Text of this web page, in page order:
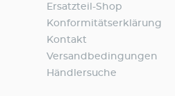
Ersatzteil-Shop
Konformitätserklärung
Kontakt
Versandbedingungen
Händlersuche